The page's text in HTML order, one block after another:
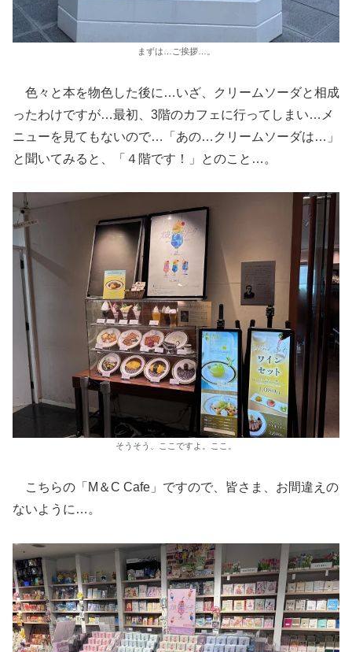
まずは…ご挨拶…。
色々と本を物色した後に…いざ、クリームソーダと相成
ったわけですが…最初、3階のカフェに行ってしまい…メ
ニューを見てもないので…「あの…クリームソーダは…」
と聞いてみると、「４階です！」とのこと…。
そうそう、ここですよ。ここ。
こちらの「M＆C Cafe」ですので、皆さま、お間違えの
ないように…。